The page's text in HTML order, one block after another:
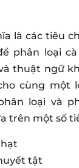
là các tiêu
phân loại
thuật ngữ
cùng một
loại và
trên một số
tật